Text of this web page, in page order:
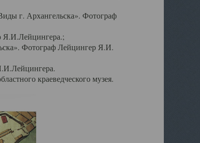
г. Архангельска». Фотограф
Я.И.Лейцингера.;
Фотограф Лейцингер Я.И.
краеведческого музея.